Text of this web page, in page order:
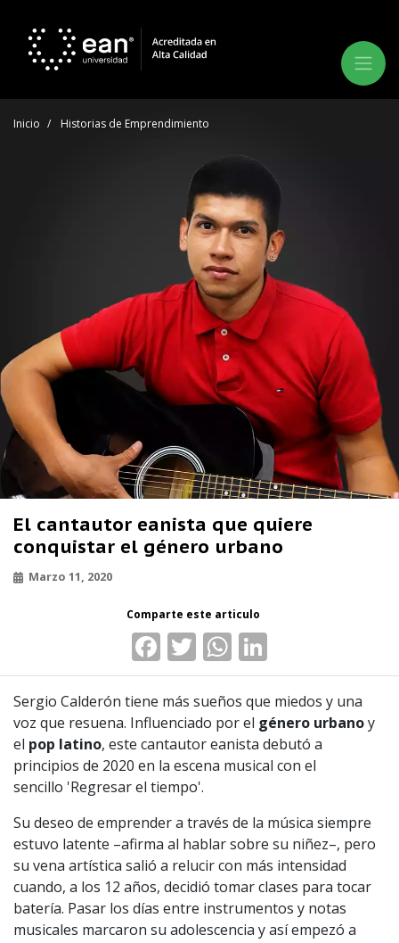
Inicio Historias de Emprendimiento
El cantautor eanista que quiere
conquistar el género urbano
Marzo 11, 2020
Facebook
TwitterWhatsApp
Sergio Calderón tiene más sueños que miedos y una
voz que resuena. Influenciado por el género urbanoy
el pop latino, este cantautor eanista debutó a
principios de 2020 en la escena musical con el
sencillo 'Regresar el tiempo'.
Su deseo de emprender a través de la música siempre
estuvo latente –afirma al hablar sobre su niñez–, pero
su vena artística salió a relucir con más intensidad
cuando, a los 12 años, decidió tomar clases para tocar
batería. Pasar los días entre instrumentos y notas
musicales marcaron su adolescencia y así empezó a